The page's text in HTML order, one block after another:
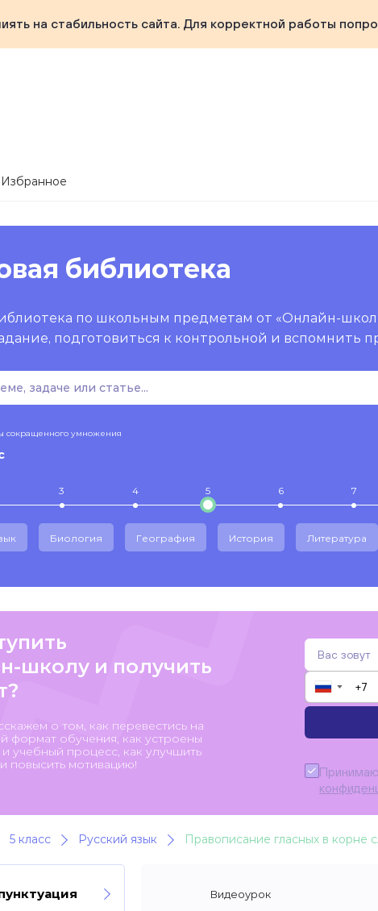
на стабильность сайта. Для корректной работы
Избранное
библиотека
по школьным предметам от «Онлайн-
подготовиться к контрольной и вспомнить
сокращенного умножения
3 4 5 6 7
Биология География История Литература
школу и получить
о том, как перевестись на
формат обучения, как устроены
учебный процесс, как улучшить
повысить мотивацию!
▼
5 класс Русский язык Правописание гласных в корне
Видеоурок